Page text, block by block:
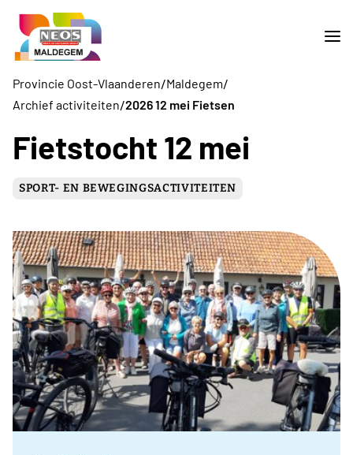
Provincie Oost-Vlaanderen/Maldegem/
Archief activiteiten/2026 12 mei Fietsen
Fietstocht 12 mei
SPORT- EN BEWEGINGSACTIVITEITEN